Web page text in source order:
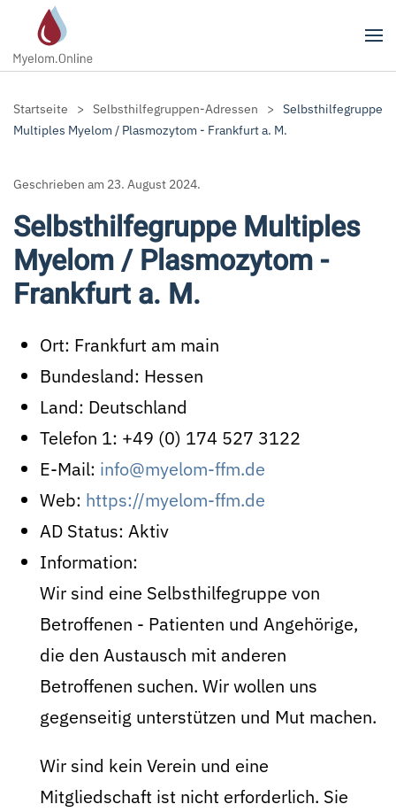
Zum Hauptinhalt springen
Startseite Selbsthilfegruppen-Adressen
Selbsthilfegruppe
Multiples Myelom / Plasmozytom - Frankfurt a. M.
Geschrieben am 23. August 2024.
Selbsthilfegruppe Multiples
Myelom / Plasmozytom -
Frankfurt a. M.
Ort: Frankfurt am main
Bundesland: Hessen
Land: Deutschland
Telefon 1: +49 (0) 174 527 3122
E-Mail: info@myelom-ffm.de
Web: https://myelom-ffm.de
AD Status: Aktiv
Information:
Wir sind eine Selbsthilfegruppe von
Betroffenen - Patienten und Angehörige,
die den Austausch mit anderen
Betroffenen suchen. Wir wollen uns
gegenseitig unterstützen und Mut machen.
Wir sind kein Verein und eine
Mitgliedschaft ist nicht erforderlich. Sie